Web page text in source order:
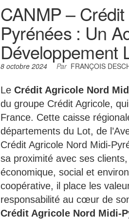
CANMP –
Pyrénées : Un
Développement
8 octobre 2024 Par FRANÇOIS
Le Crédit Agricole Nord
du groupe Crédit Agricole,
France. Cette caisse
départements du Lot, de
Crédit Agricole Nord Midi-
sa proximité avec ses
économique, social et
coopérative, il place les
responsabilité au cœur de
Crédit Agricole Nord Midi-